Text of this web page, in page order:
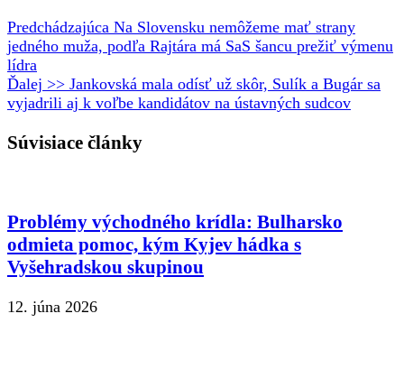
Predchádzajúca Na Slovensku nemôžeme mať strany
jedného muža, podľa Rajtára má SaS šancu prežiť výmenu
lídra
Ďalej >> Jankovská mala odísť už skôr, Sulík a Bugár sa
vyjadrili aj k voľbe kandidátov na ústavných sudcov
Súvisiace články
Problémy východného krídla: Bulharsko
odmieta pomoc, kým Kyjev hádka s
Vyšehradskou skupinou
12. júna 2026